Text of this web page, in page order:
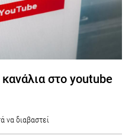
στο youtube
να διαβαστεί